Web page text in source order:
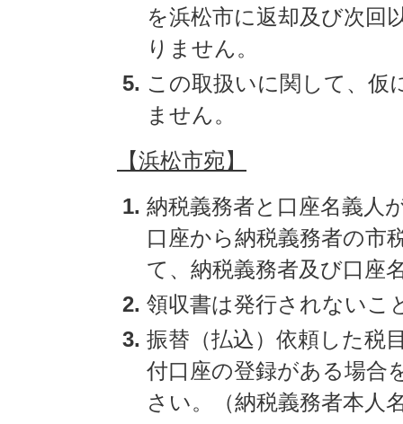
を浜松市に返却及び次回
りません。
この取扱いに関して、仮
ません。
【浜松市宛】
納税義務者と口座名義人
口座から納税義務者の市
て、納税義務者及び口座
領収書は発行されないこ
振替（払込）依頼した税
付口座の登録がある場合
さい。（納税義務者本人